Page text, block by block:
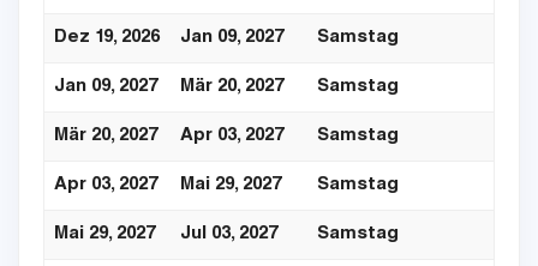
Dez 19, 2026 Jan 09, 2027 Samstag
Jan 09, 2027 Mär 20, 2027 Samstag
Mär 20, 2027 Apr 03, 2027 Samstag
Apr 03, 2027 Mai 29, 2027 Samstag
Mai 29, 2027 Jul 03, 2027 Samstag